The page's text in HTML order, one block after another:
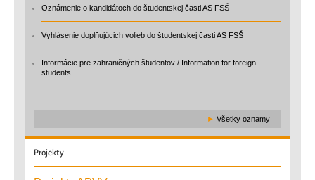
Oznámenie o kandidátoch do študentskej časti AS FSŠ
Vyhlásenie doplňujúcich volieb do študentskej časti AS FSŠ
Informácie pre zahraničných študentov / Information for foreign
students
► Všetky oznamy
Projekty